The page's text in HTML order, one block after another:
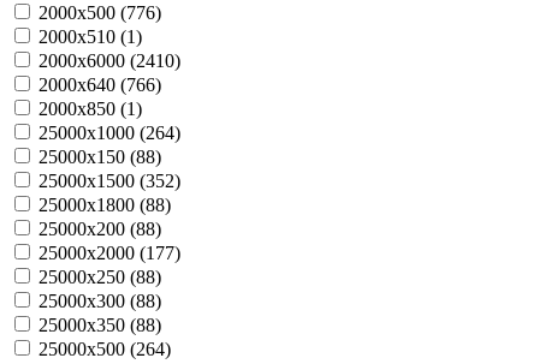
2000х500 (776)
2000х510 (1)
2000х6000 (2410)
2000х640 (766)
2000х850 (1)
25000х1000 (264)
25000х150 (88)
25000х1500 (352)
25000х1800 (88)
25000х200 (88)
25000х2000 (177)
25000х250 (88)
25000х300 (88)
25000х350 (88)
25000х500 (264)